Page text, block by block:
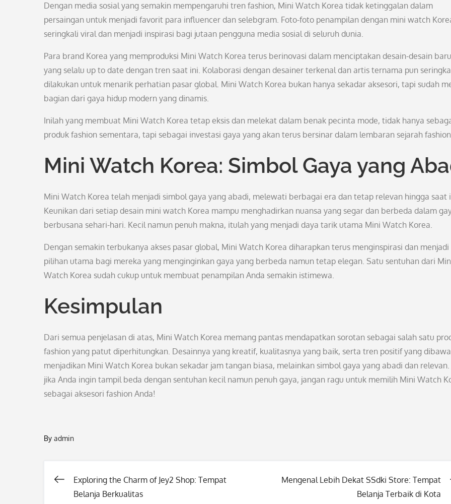
Dengan media sosial yang semakin mempengaruhi tren fashion, Mini Watch Korea tidak ketinggalan dalam
persaingan untuk menjadi favorit para influencer dan selebgram. Foto-foto penampilan dengan mini watch
seringkali viral dan menjadi inspirasi bagi jutaan pengguna media sosial di seluruh dunia.
Para brand Korea yang memproduksi Mini Watch Korea terus berinovasi dalam menciptakan desain-desain baru
yang selalu up to date dengan tren saat ini. Kolaborasi dengan desainer terkenal dan artis ternama pun
dilakukan untuk menarik perhatian pasar global. Mini Watch Korea bukan hanya sekadar aksesori, tapi sudah
bagian dari gaya hidup modern yang dinamis.
Inilah yang membuat Mini Watch Korea tetap eksis dan melekat dalam benak pecinta mode, tidak hanya
produk fashion sementara, tapi sebagai investasi gaya yang akan terus bersinar dalam lembaran sejarah
Mini Watch Korea: Simbol Gaya yang
Mini Watch Korea telah menjadi simbol gaya yang abadi, melewati berbagai era dan tetap relevan hingga saat
Keunikan dari setiap desain mini watch Korea mampu menghadirkan nuansa yang segar dan berbeda dalam
berbusana sehari-hari. Kecil namun penuh makna, itulah yang menjadi daya tarik utama Mini Watch Korea.
Dengan semakin terbukanya akses pasar global, Mini Watch Korea diharapkan terus menginspirasi dan menjadi
pilihan utama bagi mereka yang menginginkan gaya yang berbeda namun tetap elegan. Satu sentuhan dari
Watch Korea sudah cukup untuk membuat penampilan Anda semakin istimewa.
Kesimpulan
Dari semua penjelasan di atas, Mini Watch Korea memang pantas mendapatkan sorotan sebagai salah satu
fashion yang patut diperhitungkan. Desainnya yang kreatif, kualitasnya yang baik, serta tren positif yang
menjadikan Mini Watch Korea bukan sekadar jam tangan biasa, melainkan simbol gaya yang abadi dan relevan.
jika Anda ingin tampil beda dengan sentuhan kecil namun penuh gaya, jangan ragu untuk memilih Mini Watch
sebagai aksesori fashion Anda!
By admin
Post
Exploring the Charm of Jey2 Shop: Tempat
Belanja Berkualitas
Mengenal Lebih Dekat SSdki Store: Tempat
Belanja Terbaik di Kota